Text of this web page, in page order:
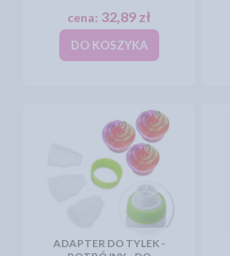
cena: 32,89 zł
DO KOSZYKA
ADAPTER DO TYLEK -